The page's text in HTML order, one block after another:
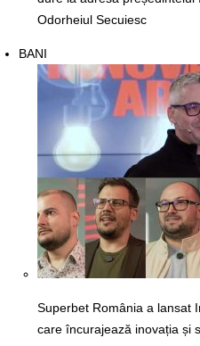
Odorheiul Secuiesc
BANI
Superbet România a lansat
care încurajează inovația și